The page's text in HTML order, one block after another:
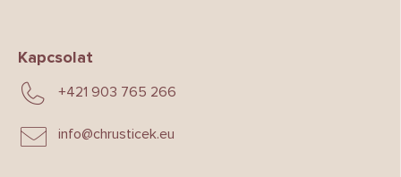
Kapcsolat
info@chrusticek.eu
+421 903 765 266